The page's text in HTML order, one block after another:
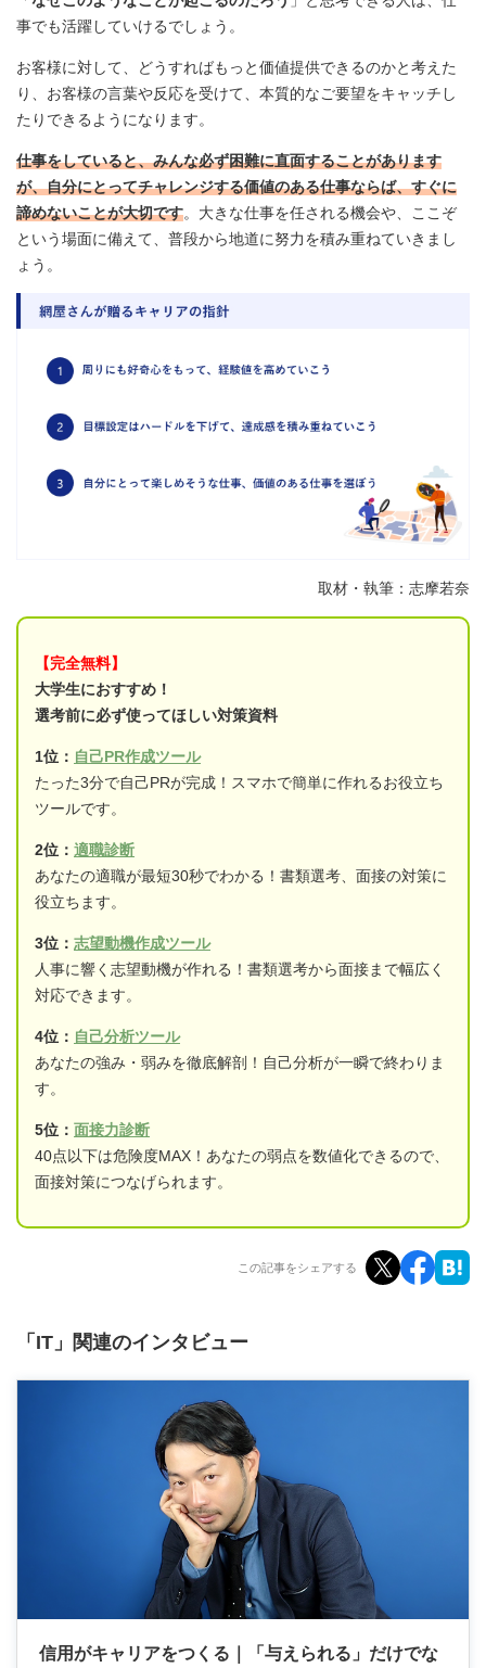
事でも活躍していけるでしょう。
お客様に対して、どうすればもっと価値提供できるのかと考えた
り、お客様の言葉や反応を受けて、本質的なご要望をキャッチし
たりできるようになります。
仕事をしていると、みんな必ず困難に直面することがあります
が、自分にとってチャレンジする価値のある仕事ならば、すぐに
諦めないことが大切です。大きな仕事を任される機会や、ここぞ
という場面に備えて、普段から地道に努力を積み重ねていきまし
ょう。
取材・執筆：志摩若奈
【完全無料】
大学生におすすめ！
選考前に必ず使ってほしい対策資料
1位： 自己PR作成ツール
たった3分で自己PRが完成！スマホで簡単に作れるお役立ち
ツールです。
2位： 適職診断
あなたの適職が最短30秒でわかる！書類選考、面接の対策に
役立ちます。
3位： 志望動機作成ツール
人事に響く志望動機が作れる！書類選考から面接まで幅広く
対応できます。
4位： 自己分析ツール
あなたの強み・弱みを徹底解剖！自己分析が一瞬で終わりま
す。
5位： 面接力診断
40点以下は危険度MAX！あなたの弱点を数値化できるので、
面接対策につなげられます。
この記事をシェアする
「IT」関連のインタビュー
信用がキャリアをつくる｜「与えられる」だけでな